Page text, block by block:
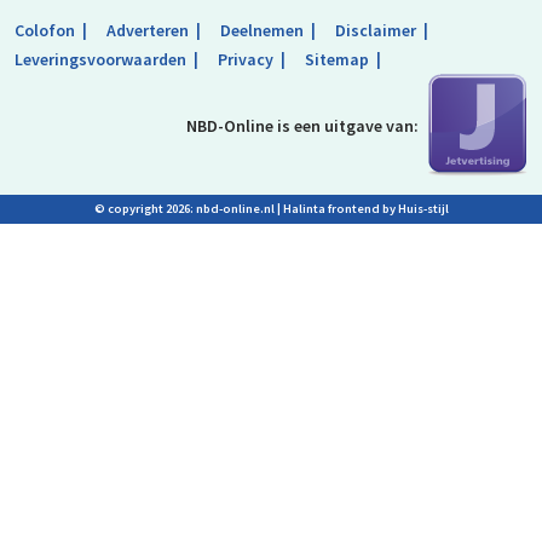
Colofon Adverteren Deelnemen
Disclaimer
Leveringsvoorwaarden
Privacy Sitemap
NBD-Online is een uitgave van:
© copyright 2026: nbd-online.nl | Halinta frontend by Huis-stijl